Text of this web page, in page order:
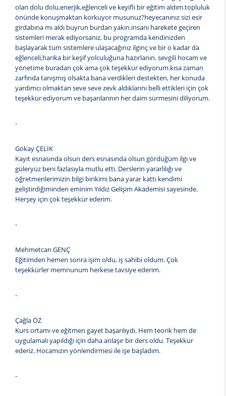
olan dolu dolu,enerjik,eğlenceli ve keyifli bir eğitim aldım.topluluk
önünde konuşmaktan korkuyor musunuz?heyecanınız sizi esir
girdabına mı aldı buyrun burdan yakın.insanı harekete geçiren
sistemleri merak ediyorsanız, bu programda kendinizden
başlayarak tüm sistemlere ulaşacağınız ilginç ve bir o kadar da
eğlenceli,harika bir keşif yolculuğuna hazırlanın. sevgili hocam ve
yönetime buradan çok ama çok teşekkür ediyorum.kısa zaman
zarfında tanışmış olsakta bana verdikleri destekten, her konuda
yardımcı olmaktan seve seve zevk aldıklarını belli ettikleri için çok
teşekkür ediyorum ve başarılarının her daim sürmesini diliyorum.
-
Gökay ÇELİK
Kayıt esnasında olsun ders esnasında olsun gördüğüm ilgi ve
güleryüz beni fazlasıyla mutlu etti. Derslerin yararlılığı ve
öğretmenlerimizin bilgi birikimi bana yarar kattı kendimi
geliştirdiğiminden eminim Yıldız Gelişim Akademisi sayesinde.
Herşey için çok teşekkür ederim.
-
Mehmetcan GENÇ
Eğitimden hemen sonra işim oldu, iş sahibi oldum. Çok
teşekkürler memnunum herkese tavsiye ederim.
-
Çağla ÖZ
Kurs ortamı ve eğitmen gayet başarılıydı. Hem teorik hem de
uygulamalı yapıldığı için daha anlaşır bir ders oldu. Teşekkür
ederiz. Hocamızın yönlendirmesi ile işe başladım.
-